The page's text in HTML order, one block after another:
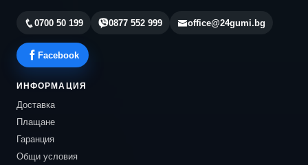
0700 50 199 0877 552 999 office@24gumi.bg
Facebook
ИНФОРМАЦИЯ
Доставка
Плащане
Гаранция
Общи условия